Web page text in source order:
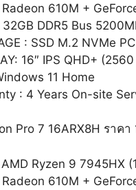
610M +
32GB DDR5 Bus
: SSD M.2 NVMe
16″ IPS QHD+
11 Home
: 4 Years On-site
Pro 7 16ARX8H ราคา
Ryzen 9 7945HX
Radeon 610M +